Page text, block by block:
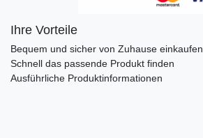
Ihre Vorteile
Bequem und sicher von Zuhause einkaufen
Schnell das passende Produkt finden
Ausführliche Produktinformationen